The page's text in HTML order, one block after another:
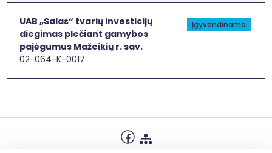
[[link]]
UAB „Salas“ tvarių investicijų
diegimas plečiant gamybos
pajėgumus Mažeikių r. sav.
02-064-K-0017
[[link]]
Įgyvendinama